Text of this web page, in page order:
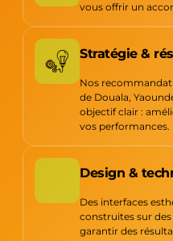
vous offrir un
Stratégie &
Nos
de Douala,
objectif clair :
vos performances.
Design &
Des interfaces
construites sur
garantir des